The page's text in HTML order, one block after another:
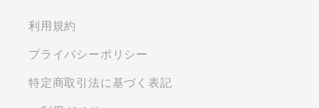
利用規約
プライバシーポリシー
特定商取引法に基づく表記